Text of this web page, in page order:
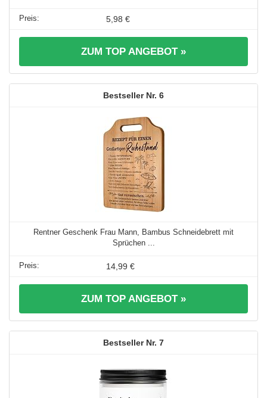
5,98 €
ZUM TOP ANGEBOT »
6
Rentner Geschenk Frau Mann, Bambus Schneidebrett mit
Sprüchen ...
14,99 €
ZUM TOP ANGEBOT »
7